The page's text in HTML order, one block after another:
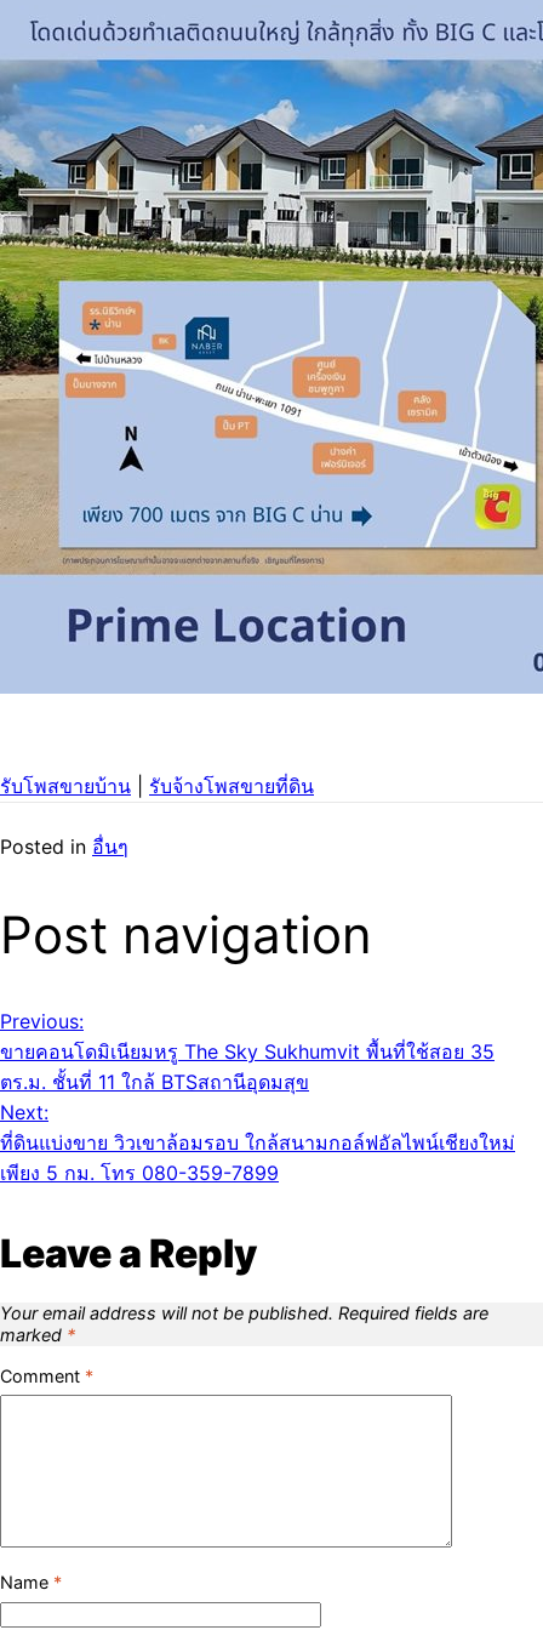
รับโพสขายบ้าน รับจ้างโพสขายที่ดิน
Posted in อื่นๆ
Post navigation
Previous:
ขายคอนโดมิเนียมหรู The Sky Sukhumvit พื้นที่ใช้สอย 35
ตร.ม. ชั้นที่ 11 ใกล้ BTSสถานีอุดมสุข
Next:
ที่ดินแบ่งขาย วิวเขาล้อมรอบ ใกล้สนามกอล์ฟอัลไพน์เชียงใหม่
เพียง 5 กม. โทร 080-359-7899
Leave a Reply
Your email address will not be published. Required fields are
marked *
Comment *
Name *